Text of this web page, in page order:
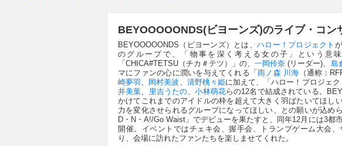
BEYOOOOONDS(ビヨーンズ)のライブ・コン
BEYOOOOONDS（ビヨーンズ）とは、 ハロー！プロジェクト
のグループで、「物事を深く考える女の子」という意
「CHICA#TETSU（チカ＃テツ）」の、一岡伶奈 (リーダー)、 島
マにファンの心に潤いを与えてくれる「雨ノ森 川海 （通称：
崎夢羽 、 岡村美波 、 清野桃々姫に加えて、「ハロー！プロジェク
井美葉、 里吉うたの、小林萌花らの12名で結成されている。
かけてこれまでのアイドルの枠を超えて大きく羽ばたいてほし
力を変化させられるグループになってほしい、との願いが込め
D・N・A!/Go Waist」でデビューを果たすと、同年12月には3都
開催。イベントではチェキ会、握手会、トランプゲーム大会
り、会場に訪れたファンたちを楽しませてくれた。